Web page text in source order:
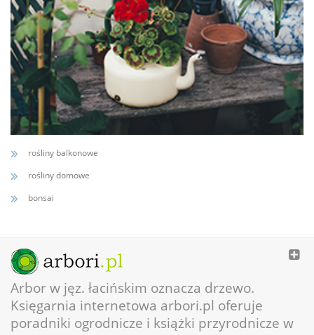
rośliny balkonowe
rośliny domowe
bonsai
Arbor w jęz. łacińskim oznacza drzewo.
Księgarnia internetowa arbori.pl oferuje
poradniki ogrodnicze i książki przyrodnicze w